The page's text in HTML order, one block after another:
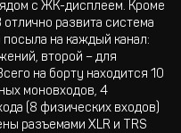
с ЖК-дисплеем. Кроме
развита система
на каждый канал:
второй – для
на борту находится 10
моновходов, 4
(8 физических входов)
разъемами XLR и TRS